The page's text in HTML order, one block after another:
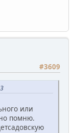
#3609
или
помню.